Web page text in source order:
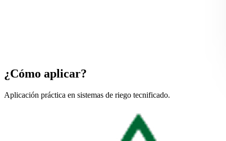
¿Cómo aplicar?
Aplicación práctica en sistemas de riego tecnificado.